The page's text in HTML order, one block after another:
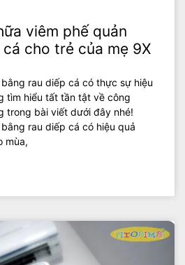
viêm phế quản
cho trẻ của mẹ 9X
rau diếp cá có thực sự hiệu
tìm hiểu tất tần tật về công
trong bài viết dưới đây nhé!
rau diếp cá có hiệu quả
mùa,